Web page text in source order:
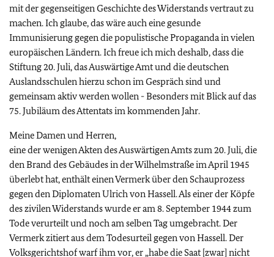
mit der gegenseitigen Geschichte des Widerstands vertraut zu
machen. Ich glaube, das wäre auch eine gesunde
Immunisierung gegen die populistische Propaganda in vielen
europäischen Ländern. Ich freue ich mich deshalb, dass die
Stiftung 20. Juli, das Auswärtige Amt und die deutschen
Auslandsschulen hierzu schon im Gespräch sind und
gemeinsam aktiv werden wollen - Besonders mit Blick auf das
75. Jubiläum des Attentats im kommenden Jahr.
Meine Damen und Herren,
eine der wenigen Akten des Auswärtigen Amts zum 20. Juli, die
den Brand des Gebäudes in der Wilhelmstraße im April 1945
überlebt hat, enthält einen Vermerk über den Schauprozess
gegen den Diplomaten Ulrich von Hassell. Als einer der Köpfe
des zivilen Widerstands wurde er am 8. September 1944 zum
Tode verurteilt und noch am selben Tag umgebracht. Der
Vermerk zitiert aus dem Todesurteil gegen von Hassell. Der
Volksgerichtshof warf ihm vor, er „habe die Saat [zwar] nicht